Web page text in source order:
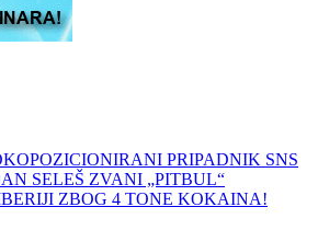
PRIPADNIK SNS
SELEŠ ZVANI „PITBUL“
ZBOG 4 TONE KOKAINA!